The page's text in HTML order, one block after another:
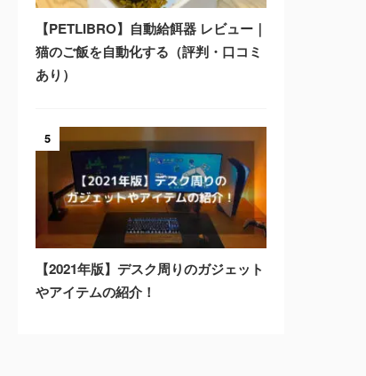
【PETLIBRO】自動給餌器 レビュー｜
猫のご飯を自動化する（評判・口コミ
あり）
5
【2021年版】デスク周りのガジェット
やアイテムの紹介！